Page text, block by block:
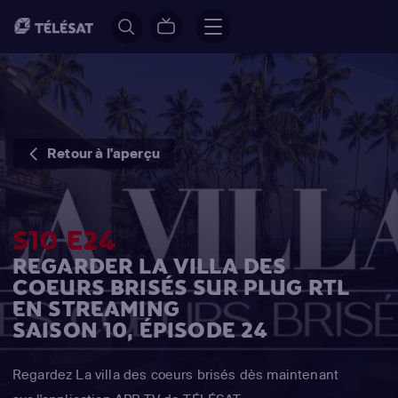
Retour à l'aperçu
S10 E24
REGARDER LA VILLA DES
COEURS BRISÉS SUR PLUG RTL
EN STREAMING
SAISON 10, ÉPISODE 24
Regardez La villa des coeurs brisés dès maintenant